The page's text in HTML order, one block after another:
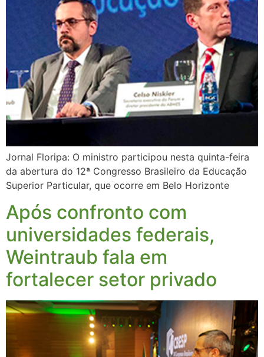
Jornal Floripa: O ministro participou nesta quinta-feira
da abertura do 12ª Congresso Brasileiro da Educação
Superior Particular, que ocorre em Belo Horizonte
Após confronto com
universidades federais,
Weintraub fala em
fortalecer setor privado